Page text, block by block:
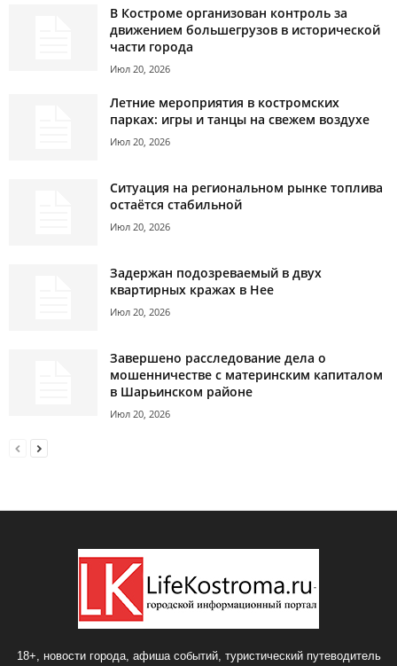
В Костроме организован контроль за
движением большегрузов в исторической
части города
Июл 20, 2026
Летние мероприятия в костромских
парках: игры и танцы на свежем воздухе
Июл 20, 2026
Ситуация на региональном рынке топлива
остаётся стабильной
Июл 20, 2026
Задержан подозреваемый в двух
квартирных кражах в Нее
Июл 20, 2026
Завершено расследование дела о
мошенничестве с материнским капиталом
в Шарьинском районе
Июл 20, 2026
18+, новости города, афиша событий, туристический путеводитель